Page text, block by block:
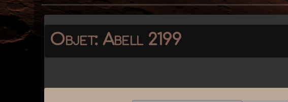
Objet: Abell 2199